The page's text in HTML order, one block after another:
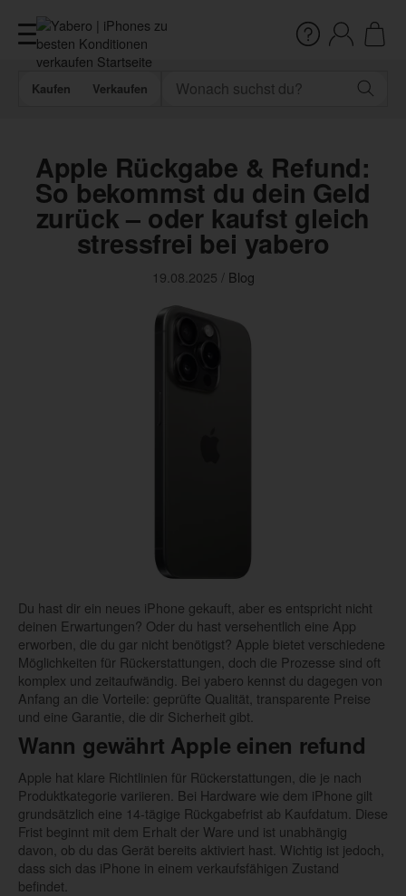
Kaufen Verkaufen
Apple Rückgabe & Refund:
So bekommst du dein Geld
zurück – oder kaufst gleich
stressfrei bei yabero
19.08.2025 / Blog
Du hast dir ein neues iPhone gekauft, aber es entspricht nicht
deinen Erwartungen? Oder du hast versehentlich eine App
erworben, die du gar nicht benötigst? Apple bietet verschiedene
Möglichkeiten für Rückerstattungen, doch die Prozesse sind oft
komplex und zeitaufwändig. Bei yabero kennst du dagegen von
Anfang an die Vorteile: geprüfte Qualität, transparente Preise
und eine Garantie, die dir Sicherheit gibt.
Wann gewährt Apple einen refund
Apple hat klare Richtlinien für Rückerstattungen, die je nach
Produktkategorie variieren. Bei Hardware wie dem iPhone gilt
grundsätzlich eine 14-tägige Rückgabefrist ab Kaufdatum. Diese
Frist beginnt mit dem Erhalt der Ware und ist unabhängig
davon, ob du das Gerät bereits aktiviert hast. Wichtig ist jedoch,
dass sich das iPhone in einem verkaufsfähigen Zustand
befindet.